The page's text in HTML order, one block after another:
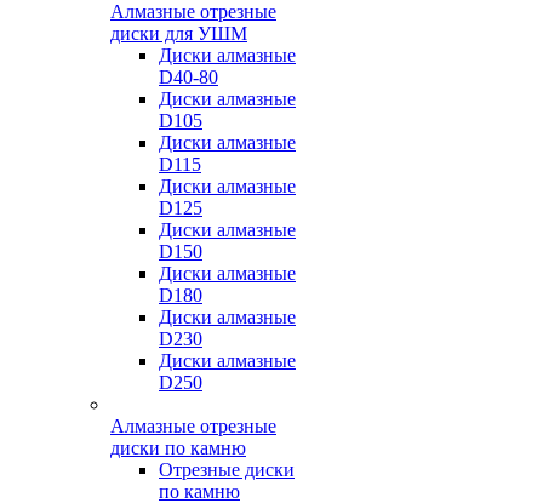
Алмазные отрезные
диски для УШМ
Диски алмазные
D40-80
Диски алмазные
D105
Диски алмазные
D115
Диски алмазные
D125
Диски алмазные
D150
Диски алмазные
D180
Диски алмазные
D230
Диски алмазные
D250
Алмазные отрезные
диски по камню
Отрезные диски
по камню